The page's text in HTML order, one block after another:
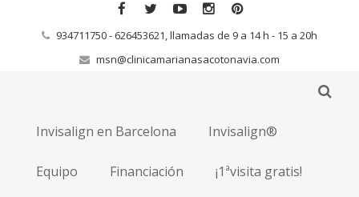
934711750 - 626453621, llamadas de 9 a 14 h - 15 a 20h
msn@clinicamarianasacotonavia.com
Invisalign en Barcelona Invisalign®
Equipo Financiación ¡1ªvisita gratis!